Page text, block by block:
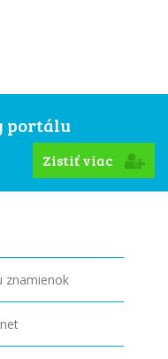
portálu
Zistiť viac
znamienok